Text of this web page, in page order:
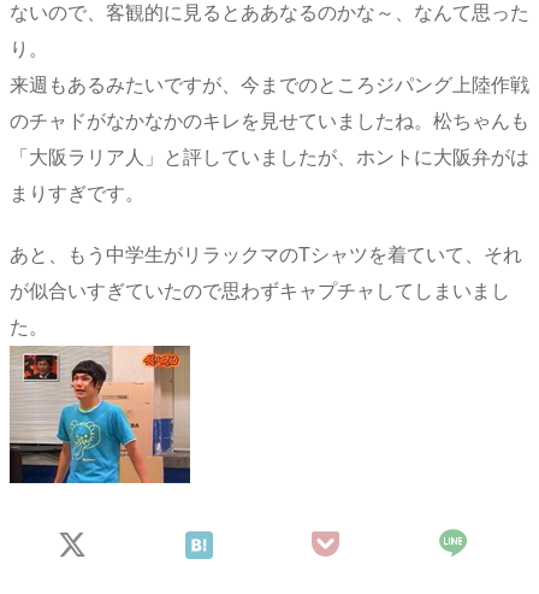
ないので、客観的に見るとああなるのかな～、なんて思った
り。
来週もあるみたいですが、今までのところジパング上陸作戦
のチャドがなかなかのキレを見せていましたね。松ちゃんも
「大阪ラリア人」と評していましたが、ホントに大阪弁がは
まりすぎです。
あと、もう中学生がリラックマのTシャツを着ていて、それ
が似合いすぎていたので思わずキャプチャしてしまいまし
た。